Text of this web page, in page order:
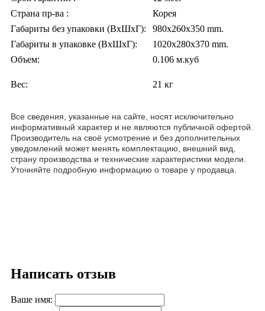
Страна пр-ва :
Корея
Габариты без упаковки (ВxШxГ):
980x260x350 mm.
Габариты в упаковке (ВxШxГ):
1020x280x370 mm.
Объем:
0.106 м.куб
Вес: 21 кг
Все сведения, указанные на сайте, носят исключительно
информативный характер и не являются публичной офертой.
Производитель на своё усмотрение и без дополнительных
уведомлений может менять комплектацию, внешний вид,
страну производства и технические характеристики модели.
Уточняйте подробную информацию о товаре у продавца.
Написать отзыв
Ваше имя: